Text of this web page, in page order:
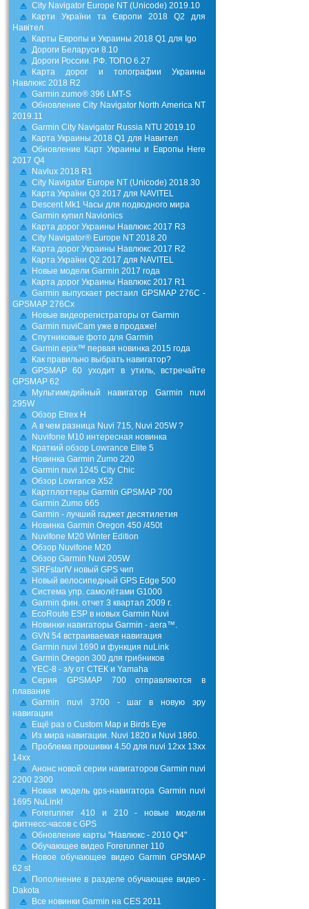
City Navigator Europe NT (Unicode) 2019.10
Карти України та Європи 2018 Q2 для
Навітел
Карты Европы и Украины 2018 Q1 для Igo
Дороги Беларуси 8.10
Дороги России. РФ. ТОПО 6.27
Карта дорог и топографии Украины
Навлюкс 2018 R2
Garmin zumo® 396 LMT-S
Обновление City Navigator North America NT
2019.11
Garmin City Navigator Russia NTU 2019.10
Карта Украины 2018 Q1 для Навител
Обновление Карт Украины и Европы Here
2017 Q4
Navlux 2018 R1
City Navigator Europe NT (Unicode) 2018.30
Карта України Q3 2017 для NAVITEL
Descent Mk1 Часы для подводного мира
Garmin купил Navionics
Карта дорог Украины Навлюкс 2017 R3
City Navigator® Europe NT 2018.20
Карта дорог Украины Навлюкс 2017 R2
Карта України Q2 2017 для NAVITEL
Новые модели Garmin 2017 года
Карта дорог Украины Навлюкс 2017 R1
Garmin выпускает рестаил GPSMAP 276C -
GPSMAP 276Cx
Новые видеорегистраторы от Garmin
Garmin nuviCam уже в продаже!
Спутниковые фото для Garmin
Garmin epix™ первая новинка 2015 года
Как правильно выбрать навигатор?
GPSMAP 60 уходит в утиль, встречайте
GPSMAP 62
Мультимедийный навигатор Garmin nuvi
295W
Обзор Etrex H
А в чем разница Nuvi 715, Nuvi 205W ?
Nuvifone M10 интересная новинка
Краткий обзор Lowrance Elite 5
Новинка Garmin Zumo 220
Garmin nuvi 1245 City Chic
Обзор Lowrance X52
Картплоттеры Garmin GPSMAP 700
Garmin Zumo 665
Garmin - лучший гаджет десятилетия
Новинка Garmin Oregon 450 /450t
Nuvifone M20 Winter Edition
Обзор Nuvifone M20
Обзор Garmin Nuvi 205W
SiRFstarIV новый GPS чип
Новый велосипедный GPS Edge 500
Система упр. самолётами G1000
Garmin фин. отчет 3 квартал 2009 г.
EcoRoute ESP в новых Garmin Nuvi
Новинки навигаторы Garmin - aera™.
GVN 54 встраиваемая навигация
Garmin nuvi 1690 и функция nuLink
Garmin Oregon 300 для грибников
YEC-8 - з/у от СТЕК и Yamaha
Серия GPSMAP 700 отправляются в
плавание
Garmin nuvi 3700 - шаг в новую эру
навигации
Ещё раз о Custom Map и Birds Eye
Из мира навигации. Nuvi 1820 и Nuvi 1860.
Проблема прошивки 4.50 для nuvi 12xx 13xx
14xx
Анонс новой серии навигаторов Garmin nuvi
2200 2300
Новая модель gps-навигатора Garmin nuvi
1695 NuLink!
Forerunner 410 и 210 - новые модели
фитнесс-часов с GPS
Обновление карты "Навлюкс - 2010 Q4"
Обучающее видео Forerunner 110
Новое обучающее видео Garmin GPSMAP
62 st
Пополнение в разделе обучающее видео -
Dakota
Все новинки Garmin на CES 2011